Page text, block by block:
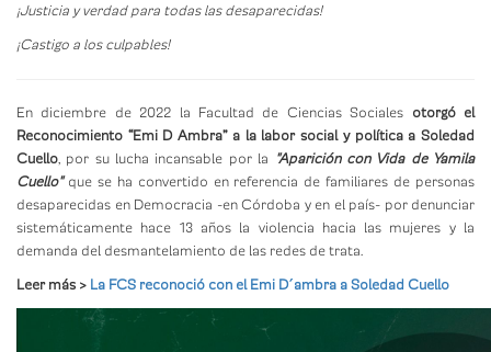
¡Justicia y verdad para todas las desaparecidas!
¡Castigo a los culpables!
En diciembre de 2022 la Facultad de Ciencias Sociales otorgó el
Reconocimiento “Emi D Ambra” a la labor social y política a Soledad
Cuello, por su lucha incansable por la
"Aparición con Vida de Yamila
Cuello"que se ha convertido en referencia de familiares de personas
desaparecidas en Democracia -en Córdoba y en el país- por denunciar
sistemáticamente hace 13 años la violencia hacia las mujeres y la
demanda del desmantelamiento de las redes de trata.
Leer más > La FCS reconoció con el Emi D´ambra a Soledad Cuello